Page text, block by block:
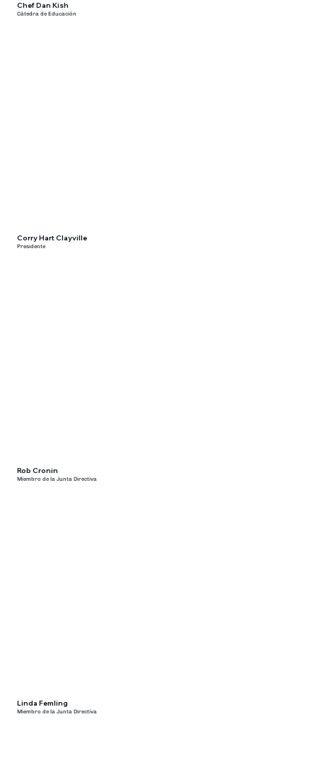
Chef Dan Kish
Cátedra de Educación
Corry Hart Clayville
Presidente
Rob Cronin
Miembro de la Junta Directiva
Linda Femling
Miembro de la Junta Directiva